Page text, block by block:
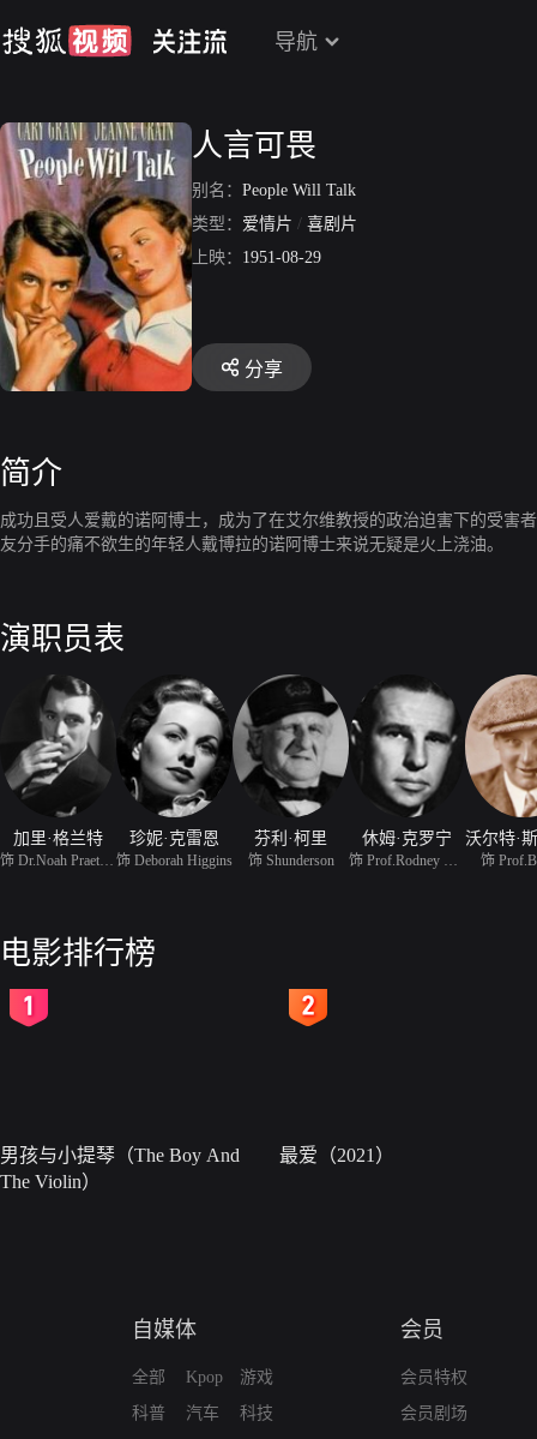
导航
人言可畏
别名： People Will Talk
类型： 爱情片 / 喜剧片
上映： 1951-08-29
分享
简介
成功且受人爱戴的诺阿博士，成为了在艾尔维教授的政治迫害下的受害
友分手的痛不欲生的年轻人戴博拉的诺阿博士来说无疑是火上浇油。
演职员表
加里·格兰特 珍妮·克雷恩
饰 Deborah Higgins
芬利·柯里
饰 Shunderson
休姆·克罗宁
饰
电影排行榜
男孩与小提琴（The Boy And
The Violin）
最爱（2021）
自媒体
全部
科普
Kpop
汽车
游戏
科技
会员
会员特权
会员剧场